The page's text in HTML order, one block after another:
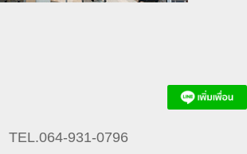
TEL.064-931-0796